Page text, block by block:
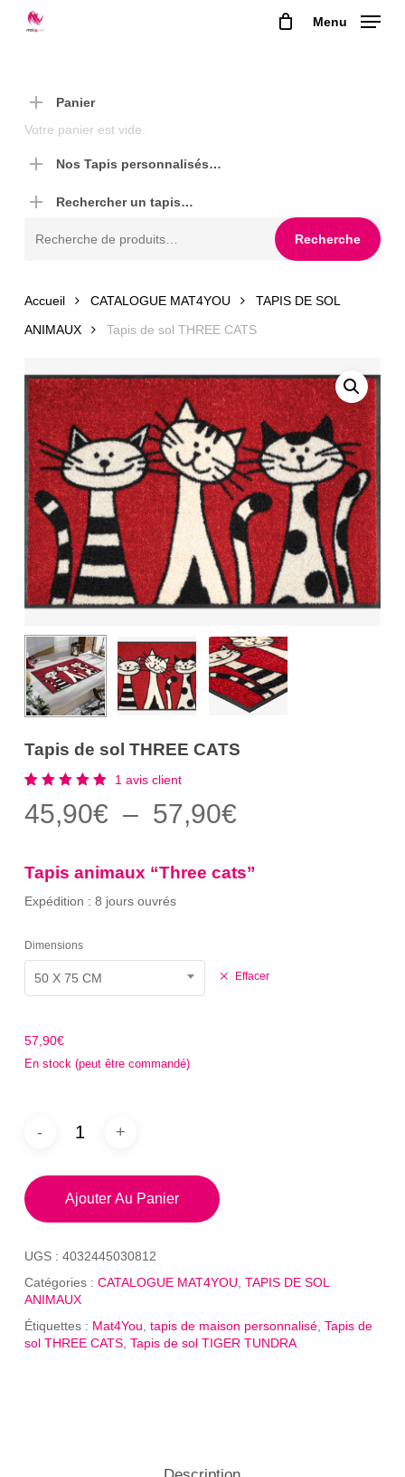
Menu
Panier
Votre panier est vide.
Nos Tapis personnalisés…
Rechercher un tapis…
Recherche
Accueil CATALOGUE MAT4YOU
TAPIS DE SOL
ANIMAUX
Tapis de sol THREE CATS
Tapis de sol THREE CATS
5.00
sur 5
client
1 avis client
45,90€ – 57,90€Plage
prix :
Tapis animaux “Three cats”
Expédition : 8 jours ouvrés
Dimensions
50 X 75 CM Effacer
57,90€
En stock (peut être commandé)
Ajouter Au Panier
UGS : 4032445030812
Catégories : CATALOGUE MAT4YOU TAPIS DE SOL
ANIMAUX
Étiquettes : Mat4You tapis de maison personnalisé, Tapis de
sol THREE CATS, Tapis de sol TIGER TUNDRA